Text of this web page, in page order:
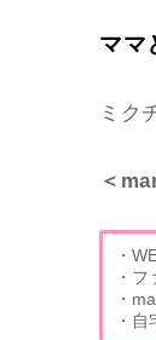
ママ
ミク
＜
・
・
・
・